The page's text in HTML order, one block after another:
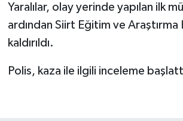
Yaralılar, olay yerinde yapılan ilk
ardından Siirt Eğitim ve Araştırma
kaldırıldı.
Polis, kaza ile ilgili inceleme